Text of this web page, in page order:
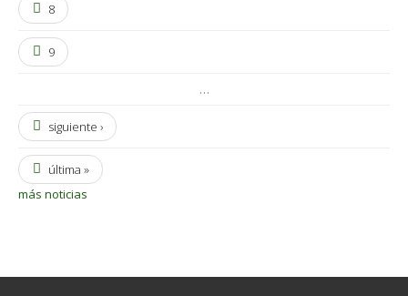
8
9
…
siguiente ›
última »
más noticias